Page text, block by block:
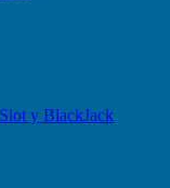
y BlackJack